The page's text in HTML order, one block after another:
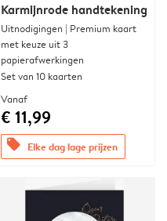
Karmijnrode handtekening
Uitnodigingen | Premium kaart
met keuze uit 3
papierafwerkingen
Set van 10 kaarten
Vanaf
€ 11,99
offers Elke dag lage prijzen